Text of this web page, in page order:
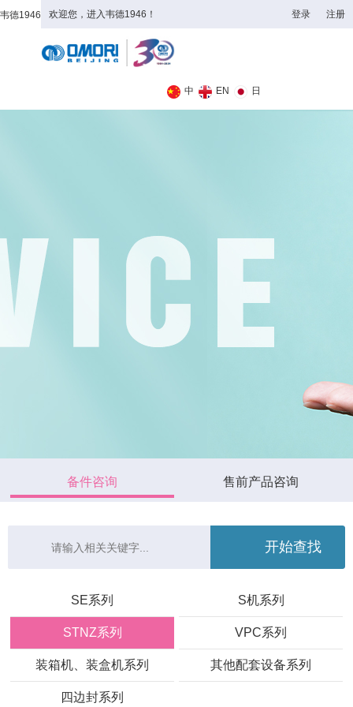
韦德1946 欢迎您，进入韦德1946！ 登录 注册
中 EN 日
备件咨询 售前产品咨询
SE系列 S机系列
STNZ系列 VPC系列
装箱机、装盒机系列 其他配套设备系列
四边封系列